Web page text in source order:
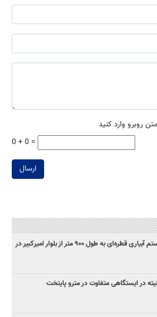
روبرو وارد کنید
0 + 0 =
ارسال
بهره‌برداری از سیستم آبیاری قطره‌ای به طول ۹۰۰ متر از بلوار امیرکبیر در
در ایستگاهی متفاوت در مترو پایتخت